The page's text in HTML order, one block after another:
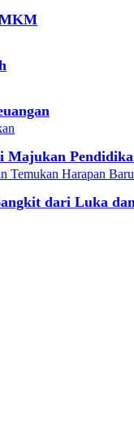
Majukan
dari Luka